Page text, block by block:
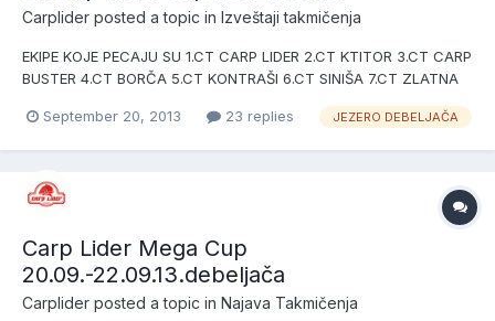
Carplider posted a topic in Izveštaji takmičenja
EKIPE KOJE PECAJU SU 1.CT CARP LIDER 2.CT KTITOR 3.CT CARP
BUSTER 4.CT BORČA 5.CT KONTRAŠI 6.CT SINIŠA 7.CT ZLATNA
September 20, 2013
23 replies JEZERO DEBELJAČA
Carp Lider Mega Cup
20.09.-22.09.13.debeljača
Carplider posted a topic in Najava Takmičenja